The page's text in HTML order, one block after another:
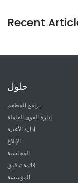
Recent
حلول
برامج المطعم
إدارة القوى العاملة
إدارة الأغذية
الإبلاغ
المحاسبة
قائمة تدقيق
المؤسسة